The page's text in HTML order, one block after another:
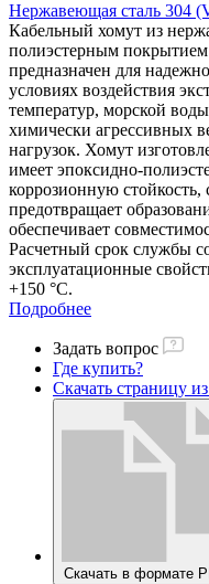
Нержавеющая сталь 304
Кабельный хомут из
полиэстерным
предназначен для
условиях воздействия
температур, морской
химически агрессивных
нагрузок. Хомут
имеет эпоксидно-
коррозионную
предотвращает
обеспечивает
Расчетный срок службы
эксплуатационные
+150 °С.
Подробнее
Задать вопрос
Где купить?
Скачать страницу
Скачать в формате